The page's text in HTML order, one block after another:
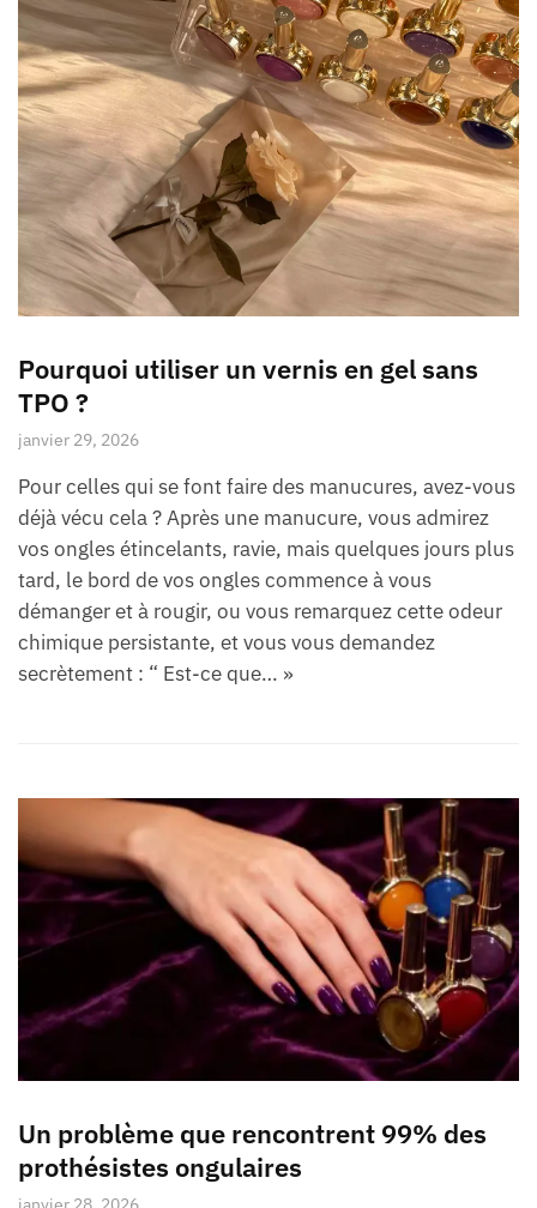
Pourquoi utiliser un vernis en gel sans
TPO ?
janvier 29, 2026
Pour celles qui se font faire des manucures, avez-vous
déjà vécu cela ? Après une manucure, vous admirez
vos ongles étincelants, ravie, mais quelques jours plus
tard, le bord de vos ongles commence à vous
démanger et à rougir, ou vous remarquez cette odeur
chimique persistante, et vous vous demandez
secrètement : “ Est-ce que… »
Un problème que rencontrent 99% des
prothésistes ongulaires